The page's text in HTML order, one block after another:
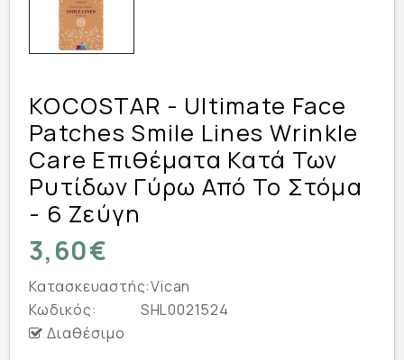
KOCOSTAR - Ultimate Face
Patches Smile Lines Wrinkle
Care Επιθέματα Κατά Των
Ρυτίδων Γύρω Από Το Στόμα
- 6 Ζεύγη
3,60€
Κατασκευαστής:Vican
Κωδικός:
SHL0021524
Διαθέσιμο